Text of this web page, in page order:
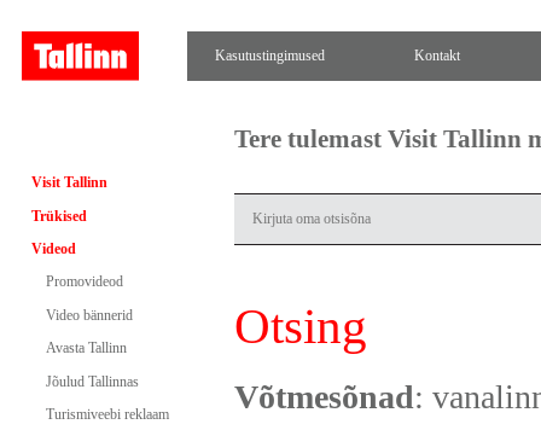
Kasutustingimused Kontakt
Visit Tallinn
Trükised
Videod
Promovideod
Video bännerid
Avasta Tallinn
Jõulud Tallinnas
Turismiveebi reklaam
Tere tulemast Visit Tallinn
Otsing
Võtmesõnad: